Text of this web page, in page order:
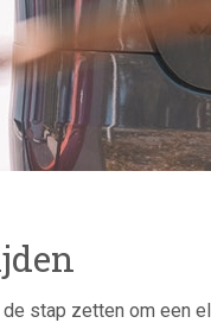
stap zetten om een